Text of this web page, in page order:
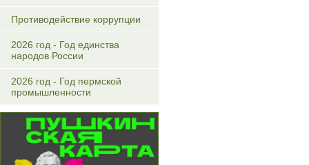
Противодействие коррупции
2026 год - Год единства
народов России
2026 год - Год пермской
промышленности